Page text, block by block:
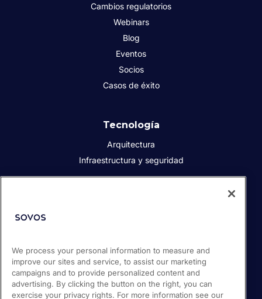
Cambios regulatorios
Webinars
Blog
Eventos
Socios
Casos de éxito
Tecnología
Arquitectura
Infraestructura y seguridad
Prensa
Empleos
Soporte / Portal de clientes
We process your personal information to measure and
improve our sites and service, to assist our marketing
campaigns and to provide personalized content and
advertising. By clicking the button on the right, you can
exercise your privacy rights. For more information see our